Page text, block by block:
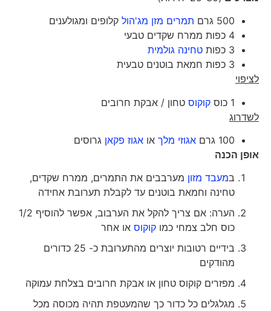
500 גרם
תמרים מזן מג'הולקלופים ומגולענים
4 כפות ממרח שקדים טבעי
3 כפות
טחינה גולמית
3 כפות חמאת בוטנים טבעית
לציפוי
1 כוס
קוקוסטחון / אבקת חרובים
לשדרוג
100 גרם
אגוזי מלךאו אגוז פקאןגרוסים
אופן הכנה
במעבד מזוןמערבבים את התמרים, ממרח שקדים,
טחינה וחמאת בוטנים עד לקבלת תערובת אחידה
הערה: אם צריך להקל את הערבוב, אפשר להוסיף 1/2
כוס חלב צמחי כמוקוקוסאו אחר
בידיים רטובות יוצרים מהתערובת כ- 25 כדורים
מהודקים
מפזרים קוקוס טחון או אבקת חרובים בצלחת עמוקה
מגלגלים כל כדור כך שהמעטפת תהיה מכוסה מכל